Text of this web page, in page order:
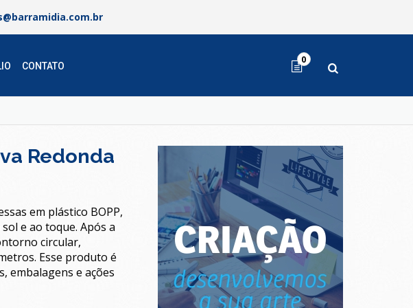
CONTATO
0
Redonda
em plástico BOPP,
e ao toque. Após a
circular,
Esse produto é
embalagens e ações